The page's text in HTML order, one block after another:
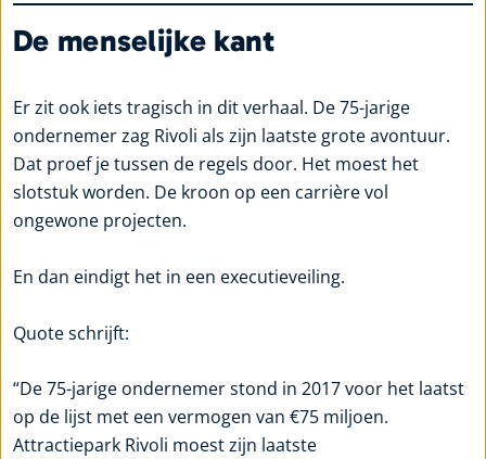
De menselijke kant
Er zit ook iets tragisch in dit verhaal. De 75-jarige
ondernemer zag Rivoli als zijn laatste grote avontuur.
Dat proef je tussen de regels door. Het moest het
slotstuk worden. De kroon op een carrière vol
ongewone projecten.
En dan eindigt het in een executieveiling.
Quote schrijft:
“De 75-jarige ondernemer stond in 2017 voor het laatst
op de lijst met een vermogen van €75 miljoen.
Attractiepark Rivoli moest zijn laatste